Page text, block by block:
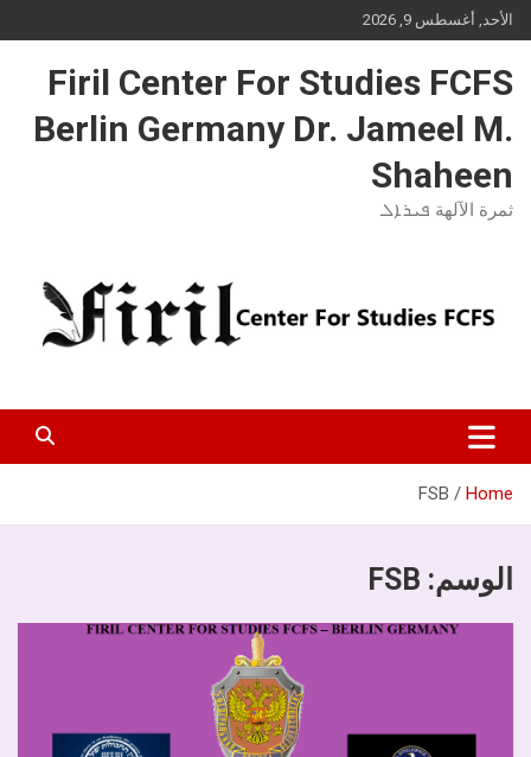
Skip
to
الأحد, أغسطس 9, 2026
Firil Center For Studies FCFS
Berlin Germany Dr. Jameel M.
Shaheen
ثمرة الآلهة ܦܝܪܐܠ
Home
FSB
الوسم: FSB